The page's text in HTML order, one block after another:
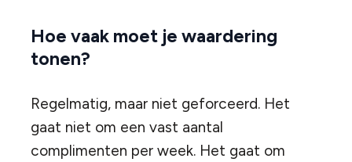
Hoe vaak moet je waardering
tonen?
Regelmatig, maar niet geforceerd. Het
gaat niet om een vast aantal
complimenten per week. Het gaat om